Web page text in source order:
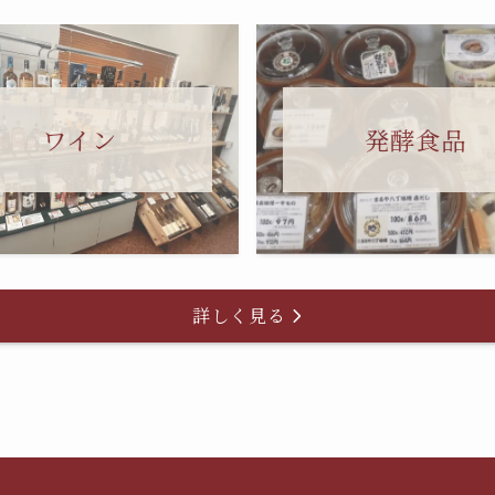
ワイン 発酵食品
詳しく見る